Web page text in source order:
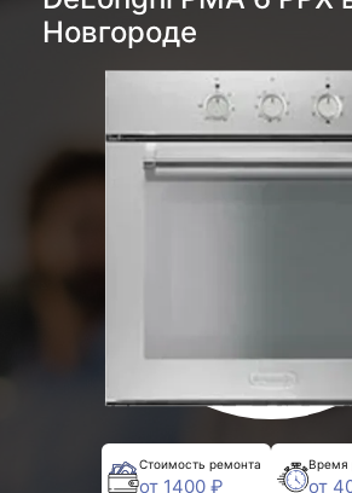
Новгороде
Стоимость ремонта
от 1400 ₽
Время
от